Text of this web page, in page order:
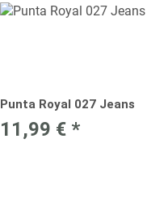
Punta Royal 027 Jeans
11,99 € *